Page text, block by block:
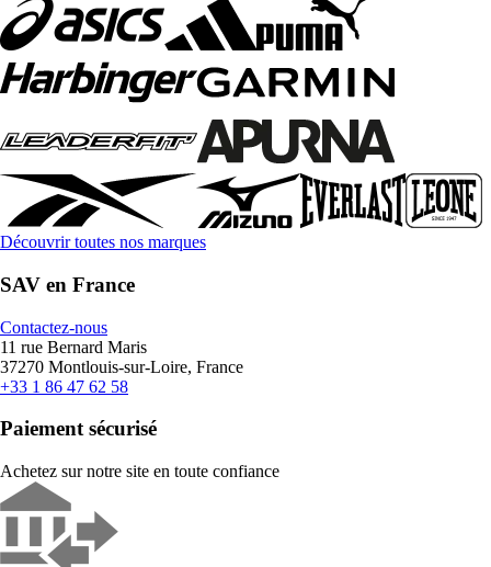
Découvrir toutes nos marques
SAV en France
Contactez-nous
11 rue Bernard Maris
37270 Montlouis-sur-Loire, France
+33 1 86 47 62 58
Paiement sécurisé
Achetez sur notre site en toute confiance